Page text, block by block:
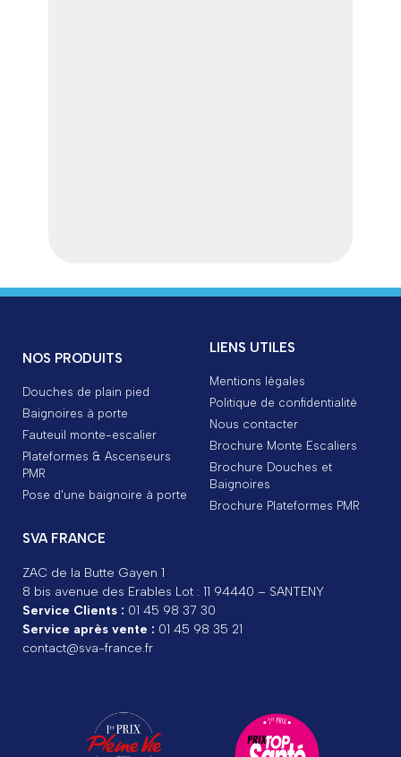
NOS PRODUITS
Douches de plain pied
Baignoires à porte
Fauteuil monte-escalier
Plateformes & Ascenseurs
PMR
Pose d'une baignoire à porte
LIENS UTILES
Mentions légales
Politique de confidentialité
Nous contacter
Brochure Monte Escaliers
Brochure Douches et
Baignoires
Brochure Plateformes PMR
SVA FRANCE
ZAC de la Butte Gayen 1
8 bis avenue des Erables Lot : 11 94440 – SANTENY
Service Clients : 01 45 98 37 30
Service après vente : 01 45 98 35 21
contact@sva-france.fr